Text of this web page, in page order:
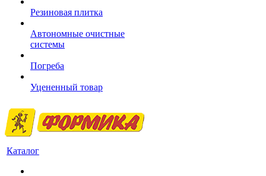
Резиновая плитка
Автономные очистные
системы
Погреба
Уцененный товар
Каталог